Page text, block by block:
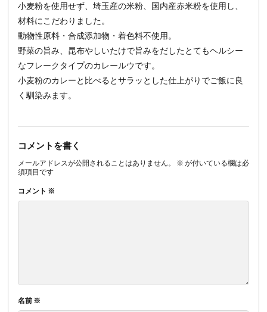
小麦粉を使用せず、埼玉産の米粉、国内産赤米粉を使用し、
材料にこだわりました。
動物性原料・合成添加物・着色料不使用。
野菜の旨み、昆布やしいたけで旨みをだしたとてもヘルシー
なフレークタイプのカレールウです。
小麦粉のカレーと比べるとサラッとした仕上がりでご飯に良
く馴染みます。
コメントを書く
メールアドレスが公開されることはありません。 ※ が付いている欄は必
須項目です
コメント ※
名前 ※